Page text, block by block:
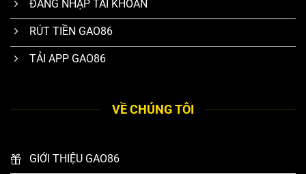
ĐĂNG NHẬP TÀI KHOẢN
RÚT TIỀN GAO86
TẢI APP GAO86
VỀ CHÚNG TÔI
GIỚI THIỆU GAO86